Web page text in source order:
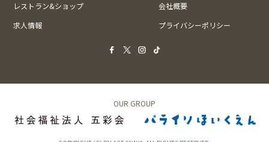
レストラン&ショップ
会社概要
求人情報
プライバシーポリシー
OUR GROUP